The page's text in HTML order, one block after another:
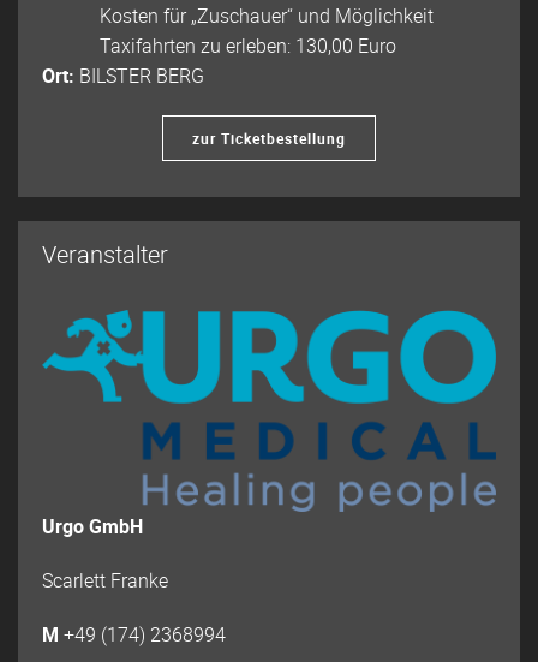
Kosten für „Zuschauer“ und Möglichkeit
Taxifahrten zu erleben: 130,00 Euro
Ort: BILSTER BERG
zur Ticketbestellung
Veranstalter
Urgo GmbH
Scarlett Franke
M +49 (174) 2368994